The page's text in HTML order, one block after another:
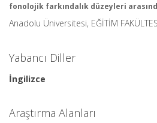
fonolojik farkındalık düzeyleri
Anadolu Üniversitesi, EĞİTİM
Yabancı Diller
İngilizce
Araştırma Alanları